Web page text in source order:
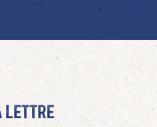
Lettre